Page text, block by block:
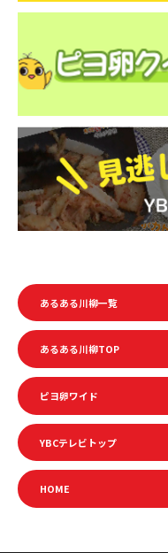
あるある川柳一覧
あるある川柳TOP
ピヨ卵ワイド
YBCテレビトップ
HOME